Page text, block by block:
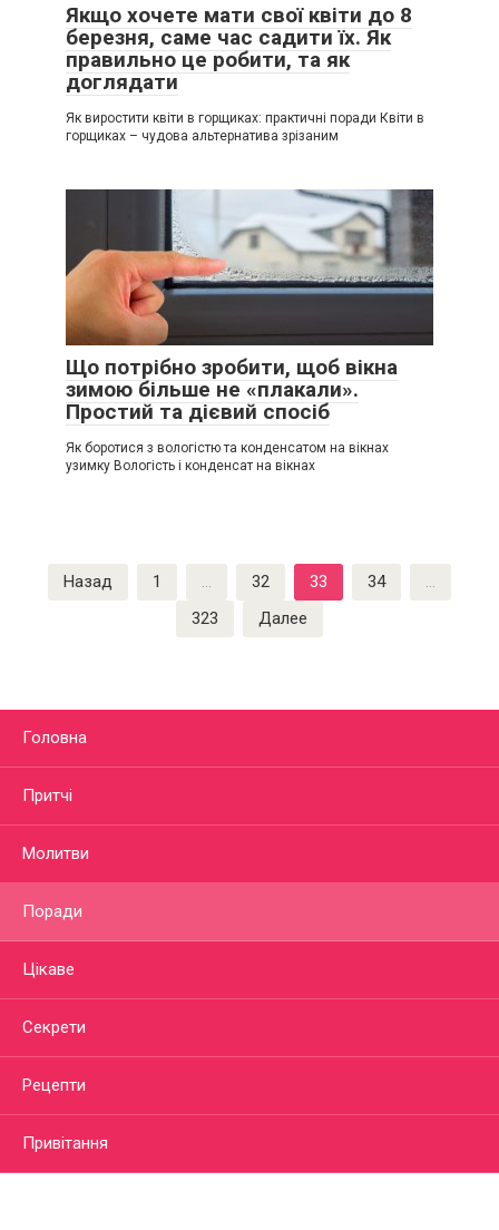
Якщо хочете мати свої квіти до 8
березня, саме час садити їх. Як
правильно це робити, та як
доглядати
Як виростити квіти в горщиках: практичні поради Квіти в
горщиках – чудова альтернатива зрізаним
Що потрібно зробити, щоб вікна
зимою більше не «плакали».
Простий та дієвий спосіб
Як боротися з вологістю та конденсатом на вікнах
узимку Вологість і конденсат на вікнах
Пагинация
записей
Назад 1 … 32 33 34
…
323
Далее
Головна
Притчі
Молитви
Поради
Цікаве
Секрети
Рецепти
Привітання